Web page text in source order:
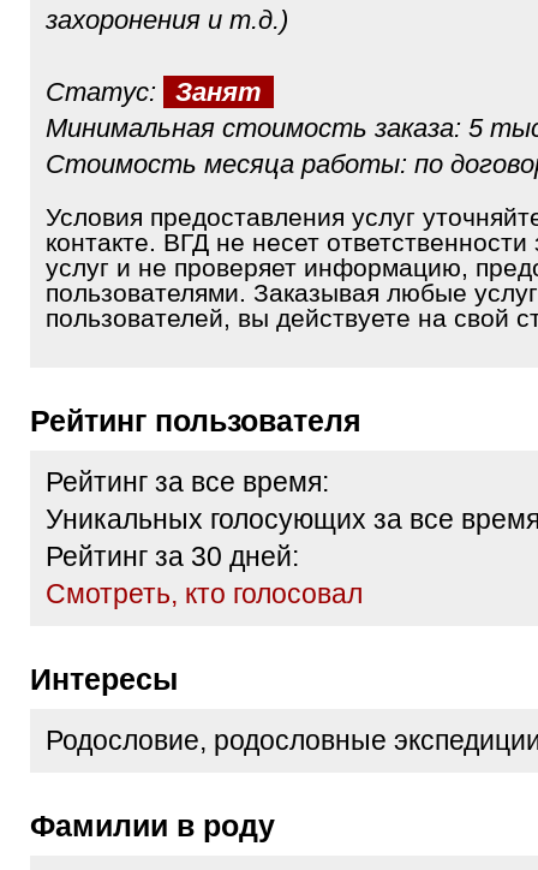
захоронения и т.д.)
Статус:
Занят
Минимальная стоимость заказа: 5
Стоимость месяца работы: по
Условия предоставления услуг
контакте. ВГД не несет ответственности
услуг и не проверяет информацию,
пользователями. Заказывая любые
пользователей, вы действуете на свой
Рейтинг пользователя
Рейтинг за все время:
Уникальных голосующих за все
Рейтинг за 30 дней:
Cмотреть, кто голосовал
Интересы
Родословие, родословные
Фамилии в роду